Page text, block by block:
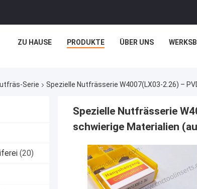
ZU HAUSE PRODUKTE ÜBER UNS
Serie Spezielle Nutfrässerie W4007(LX03-2.26) –
(20)
Spezielle Nutfrässerie
schwierige Materialien